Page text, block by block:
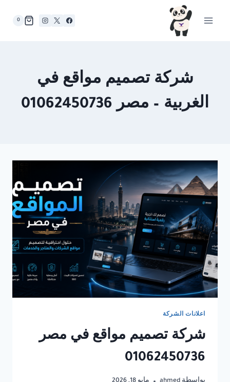
0
شركة تصميم مواقع في
الغربية – مصر 01062450736
اعلانات الشركة
شركة تصميم مواقع في مصر
01062450736